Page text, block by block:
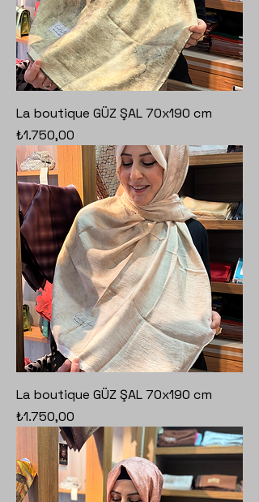
La boutique GÜZ ŞAL 70x190 cm
Fiyat
₺1.750,00
La boutique GÜZ ŞAL 70x190 cm
Fiyat
₺1.750,00